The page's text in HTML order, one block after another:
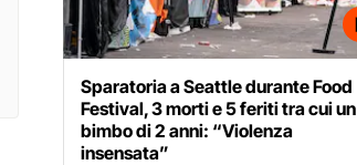
Sparatoria a Seattle durante Food
Festival, 3 morti e 5 feriti tra cui un
bimbo di 2 anni: “Violenza
insensata”